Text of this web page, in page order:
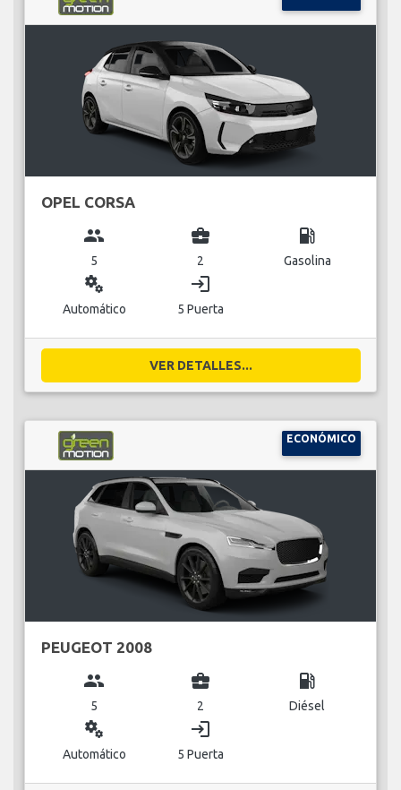
OPEL CORSA
group
5
business_center
2
local_gas_station
Gasolina
miscellaneous_services
Automático
login
5 Puerta
VER DETALLES...
ECONÓMICO
PEUGEOT 2008
group
5
business_center
2
local_gas_station
Diésel
miscellaneous_services
Automático
login
5 Puerta